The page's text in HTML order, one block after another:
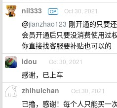
nil333 OP Oct 30, 2021
@jianzhao123 刚开通的只要
会员开通后只要没消费使用过
你直接找客服要补贴也可以的
idou Oct 30, 2021
感谢，已上车
zhihuichan Oct 30, 2021
已撸，感谢！每个人只能买一